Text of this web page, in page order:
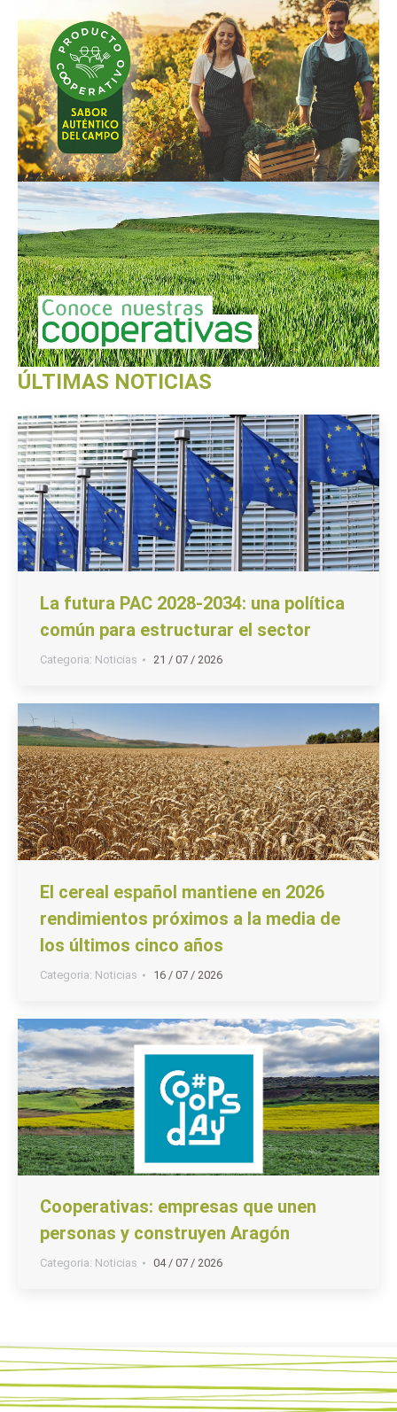
ÚLTIMAS NOTICIAS
La futura PAC 2028-2034: una política
común para estructurar el sector
Categoria: Noticias 21 / 07 / 2026
El cereal español mantiene en 2026
rendimientos próximos a la media de
los últimos cinco años
Categoria: Noticias 16 / 07 / 2026
Cooperativas: empresas que unen
personas y construyen Aragón
Categoria: Noticias 04 / 07 / 2026